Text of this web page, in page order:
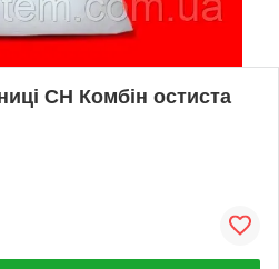
СН Комбін остиста